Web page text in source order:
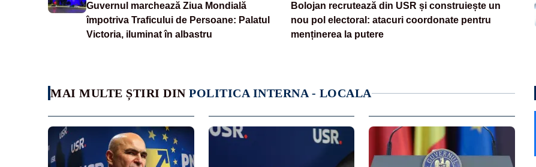
Guvernul marchează Ziua Mondială
împotriva Traficului de Persoane: Palatul
Victoria, iluminat în albastru
Bolojan recrutează din USR și construiește un
nou pol electoral: atacuri coordonate pentru
menținerea la putere
MAI MULTE ȘTIRI DIN POLITICA INTERNA - LOCALA